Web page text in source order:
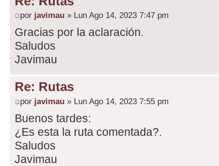
por javimau » Lun Ago 14, 2023 7:47 pm
Gracias por la aclaración.
Saludos
Javimau
Re: Rutas
por javimau » Lun Ago 14, 2023 7:55 pm
Buenos tardes:
¿Es esta la ruta comentada?.
Saludos
Javimau